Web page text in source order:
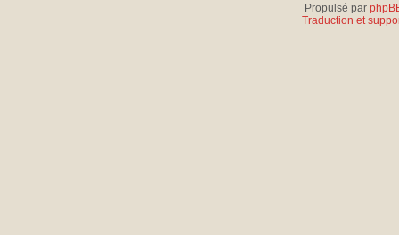
Propulsé par
Traduction et